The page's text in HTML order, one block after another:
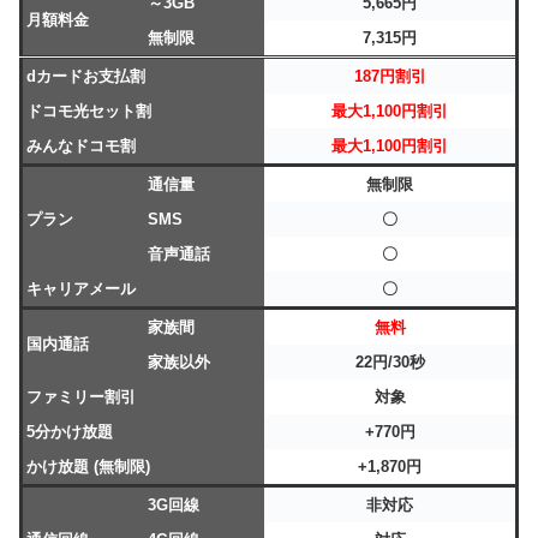
月額料金
無制限
7,315円
dカードお支払割
187円割引
ドコモ光セット割
最大1,100円割引
みんなドコモ割
最大1,100円割引
プラン
通信量
無制限
SMS
〇
音声通話
〇
キャリアメール
〇
国内通話
家族間
無料
家族以外
22円/30秒
ファミリー割引
対象
5分かけ放題
+770円
かけ放題 (無制限)
+1,870円
3G回線
非対応